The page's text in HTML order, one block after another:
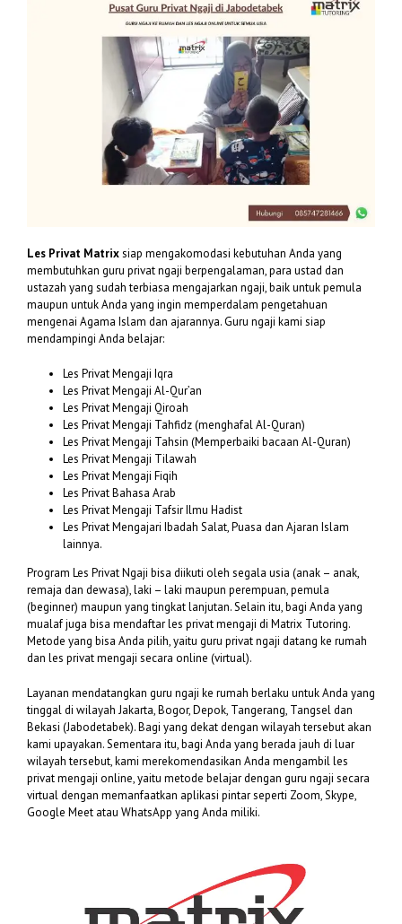
Les Privat Matrixsiap mengakomodasi kebutuhan Anda yang
membutuhkan guru privat ngaji berpengalaman, para ustad dan
ustazah yang sudah terbiasa mengajarkan ngaji, baik untuk pemula
maupun untuk Anda yang ingin memperdalam pengetahuan
mengenai Agama Islam dan ajarannya. Guru ngaji kami siap
mendampingi Anda belajar:
Les Privat Mengaji Iqra
Les Privat Mengaji Al-Qur’an
Les Privat Mengaji Qiroah
Les Privat Mengaji Tahfidz (menghafal Al-Quran)
Les Privat Mengaji Tahsin (Memperbaiki bacaan Al-Quran)
Les Privat Mengaji Tilawah
Les Privat Mengaji Fiqih
Les Privat Bahasa Arab
Les Privat Mengaji Tafsir Ilmu Hadist
Les Privat Mengajari Ibadah Salat, Puasa dan Ajaran Islam
lainnya.
Program Les Privat Ngaji bisa diikuti oleh segala usia (anak – anak,
remaja dan dewasa), laki – laki maupun perempuan, pemula
(beginner) maupun yang tingkat lanjutan. Selain itu, bagi Anda yang
mualaf juga bisa mendaftar les privat mengaji di Matrix Tutoring.
Metode yang bisa Anda pilih, yaitu guru privat ngaji datang ke rumah
dan les privat mengaji secara online (virtual).
Layanan mendatangkan guru ngaji ke rumah berlaku untuk Anda yang
tinggal di wilayah Jakarta, Bogor, Depok, Tangerang, Tangsel dan
Bekasi (Jabodetabek). Bagi yang dekat dengan wilayah tersebut akan
kami upayakan. Sementara itu, bagi Anda yang berada jauh di luar
wilayah tersebut, kami merekomendasikan Anda mengambil les
privat mengaji online, yaitu metode belajar dengan guru ngaji secara
virtual dengan memanfaatkan aplikasi pintar seperti Zoom, Skype,
Google Meet atau WhatsApp yang Anda miliki.